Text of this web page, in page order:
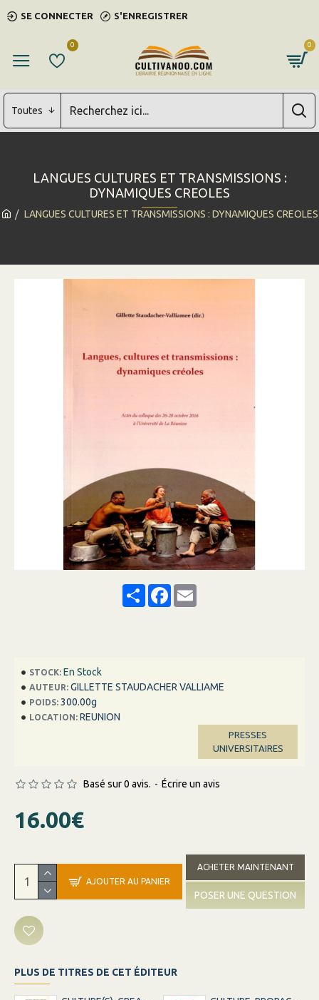
SE CONNECTER S'ENREGISTRER
0 0
Toutes
LANGUES CULTURES ET TRANSMISSIONS : DYNAMIQUES CREOLES
LANGUES CULTURES ET TRANSMISSIONS :
DYNAMIQUES CREOLES
ShareFacebook
Email
STOCK: En Stock
AUTEUR: GILLETTE STAUDACHER VALLIAME
POIDS: 300.00g
LOCATION: REUNION
PRESSES
UNIVERSITAIRES
Basé sur 0 avis. - Écrire un avis
16.00€
AJOUTER AU PANIER
ACHETER MAINTENANT
POSER UNE QUESTION
PLUS DE TITRES DE CET ÉDITEUR